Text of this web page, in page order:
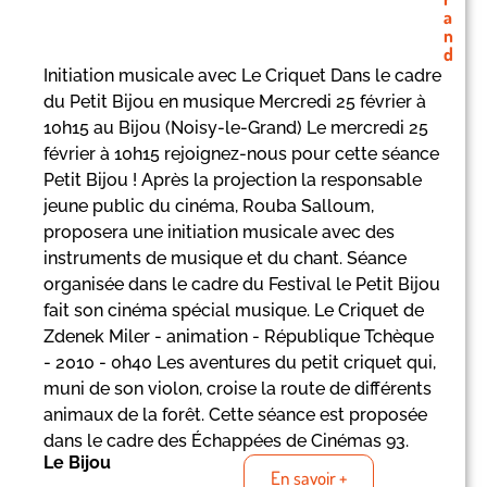
a
n
d
Initiation musicale avec Le Criquet Dans le cadre
du Petit Bijou en musique Mercredi 25 février à
10h15 au Bijou (Noisy-le-Grand) Le mercredi 25
février à 10h15 rejoignez-nous pour cette séance
Petit Bijou ! Après la projection la responsable
jeune public du cinéma, Rouba Salloum,
proposera une initiation musicale avec des
instruments de musique et du chant. Séance
organisée dans le cadre du Festival le Petit Bijou
fait son cinéma spécial musique. Le Criquet de
Zdenek Miler - animation - République Tchèque
- 2010 - 0h40 Les aventures du petit criquet qui,
muni de son violon, croise la route de différents
animaux de la forêt. Cette séance est proposée
dans le cadre des Échappées de Cinémas 93.
Le Bijou
En savoir +